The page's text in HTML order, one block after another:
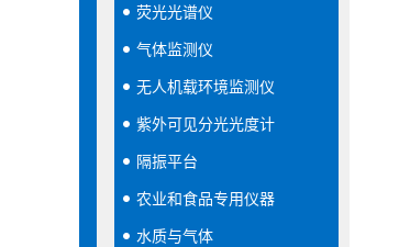
荧光光谱仪
气体监测仪
无人机载环境监测仪
紫外可见分光光度计
隔振平台
农业和食品专用仪器
水质与气体